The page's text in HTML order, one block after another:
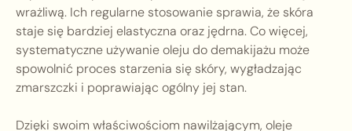
wrażliwą. Ich regularne stosowanie sprawia, że skóra
staje się bardziej elastyczna oraz jędrna. Co więcej,
systematyczne używanie oleju do demakijażu może
spowolnić proces starzenia się skóry, wygładzając
zmarszczki i poprawiając ogólny jej stan.
Dzięki swoim właściwościom nawilżającym, oleje